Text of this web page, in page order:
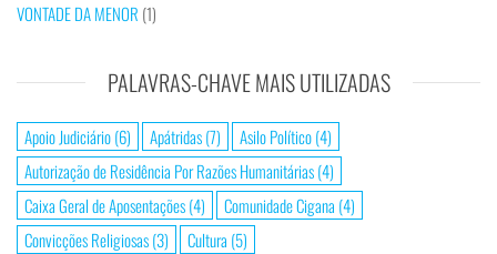
VONTADE DA MENOR (1)
PALAVRAS-CHAVE MAIS UTILIZADAS
Apoio Judiciário(6) Apátridas(7) Asilo Político(4)
Autorização de Residência Por Razões Humanitárias(4)
Caixa Geral de Aposentações(4) Comunidade Cigana (4)
Convicções Religiosas(3) Cultura (5)